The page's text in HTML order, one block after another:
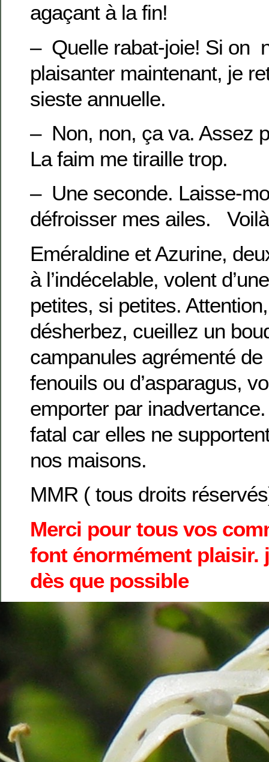
agaçant à la fin!
– Quelle rabat-joie! Si on
plaisanter maintenant, je
sieste annuelle.
– Non, non, ça va. Assez
La faim me tiraille trop.
– Une seconde. Laisse-
défroisser mes ailes.
Eméraldine et Azurine,
à l’indécelable, volent
petites, si petites.
désherbez, cueillez un
campanules agrémenté
fenouils ou d’asparagus,
emporter par
fatal car elles ne
nos maisons.
MMR ( tous droits
Merci pour tous vos
font énormément plaisir.
dès que possible